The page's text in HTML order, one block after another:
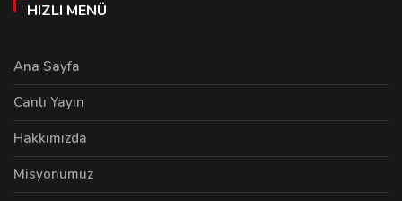
HIZLI MENÜ
Ana Sayfa
Canlı Yayın
Hakkımızda
Misyonumuz